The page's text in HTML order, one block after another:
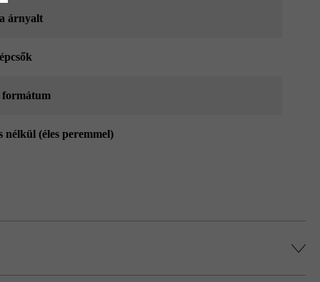
árnyalt
nélkül (éles peremmel)